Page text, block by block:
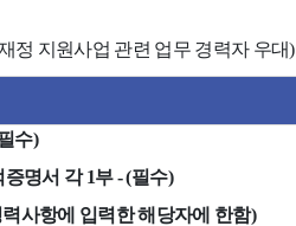
정 지원사업 관련 업무 경력자 우대)
수)
증명서 각1부- (필수)
사항에 입력한 해당자에 한함)